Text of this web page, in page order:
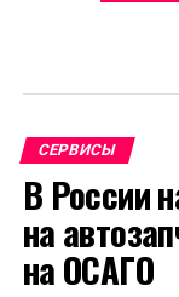
СЕРВИСЫ
В России
на
на ОСАГО